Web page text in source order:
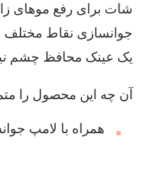
شات برای رفع موهای
جوانسازی نقاط مختلف
یک عینک محافظ چشم
آن چه این محصول را
همراه با لامپ